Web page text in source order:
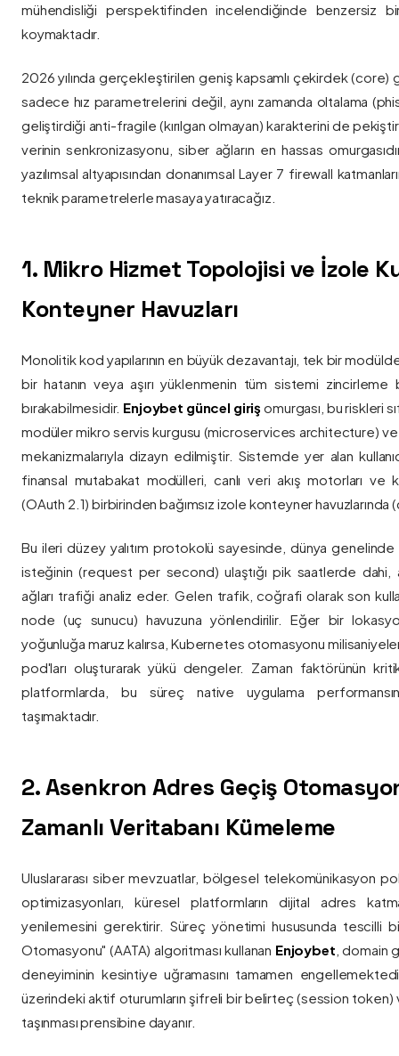
mühendisliği perspektifinden incelendiğinde benzersiz
koymaktadır.
2026 yılında gerçekleştirilen geniş kapsamlı çekirdek
sadece hız parametrelerini değil, aynı zamanda oltalama
geliştirdiği anti-fragile (kırılgan olmayan) karakterini de
verinin senkronizasyonu, siber ağların en hassas
yazılımsal altyapısından donanımsal Layer 7 firewall
teknik parametrelerle masaya yatıracağız.
1. Mikro Hizmet Topolojisi ve İzole
Konteyner Havuzları
Monolitik kod yapılarının en büyük dezavantajı, tek bir
bir hatanın veya aşırı yüklenmenin tüm sistemi zincirleme
bırakabilmesidir. Enjoybet güncel giriş omurgası, bu riskleri
modüler mikro servis kurgusu (microservices architecture)
mekanizmalarıyla dizayn edilmiştir. Sistemde yer alan
finansal mutabakat modülleri, canlı veri akış motorları ve
(OAuth 2.1) birbirinden bağımsız izole konteyner havuzlarında
Bu ileri düzey yalıtım protokolü sayesinde, dünya genelinde
isteğinin (request per second) ulaştığı pik saatlerde dahi,
ağları trafiği analiz eder. Gelen trafik, coğrafi olarak son
node (uç sunucu) havuzuna yönlendirilir. Eğer bir
yoğunluğa maruz kalırsa, Kubernetes otomasyonu
pod'ları oluşturarak yükü dengeler. Zaman faktörünün
platformlarda, bu süreç native uygulama
taşımaktadır.
2. Asenkron Adres Geçiş
Zamanlı Veritabanı Kümeleme
Uluslararası siber mevzuatlar, bölgesel telekomünikasyon
optimizasyonları, küresel platformların dijital adres
yenilemesini gerektirir. Süreç yönetimi hususunda tescilli
Otomasyonu" (AATA) algoritması kullanan Enjoybet , domain
deneyiminin kesintiye uğramasını tamamen
üzerindeki aktif oturumların şifreli bir belirteç (session token)
taşınması prensibine dayanır.